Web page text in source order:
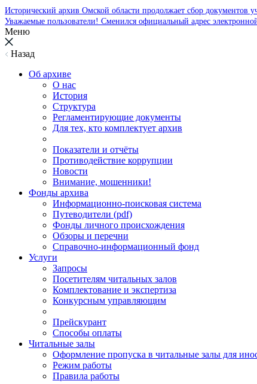
Исторический архив Омской области продолжает сбор
Уважаемые пользователи! Сменился официальный адрес
Меню
Назад
Об архиве
О нас
История
Структура
Регламентирующие документы
Для тех, кто комплектует архив
Показатели и отчёты
Противодействие коррупции
Новости
Внимание, мошенники!
Фонды архива
Информационно-поисковая система
Путеводители (pdf)
Фонды личного происхождения
Обзоры и перечни
Справочно-информационный фонд
Услуги
Запросы
Посетителям читальных залов
Комплектование и экспертиза
Конкурсным управляющим
Прейскурант
Способы оплаты
Читальные залы
Оформление пропуска в читальные залы для
Режим работы
Правила работы